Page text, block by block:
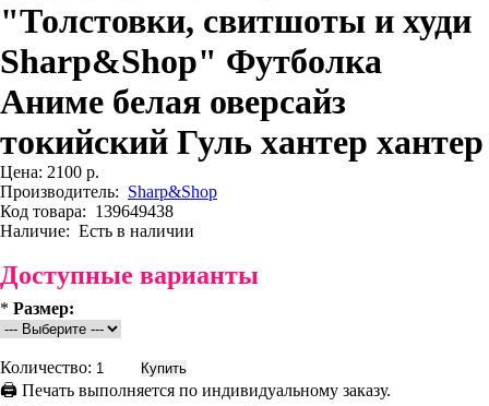
"Толстовки, свитшоты и худи
Sharp&Shop" Футболка
Аниме белая оверсайз
токийский Гуль хантер хантер
Цена: 2100 р.
Производитель: Sharp&Shop
Код товара: 139649438
Наличие: Есть в наличии
Доступные варианты
* Размер:
Количество:
🖨 Печать выполняется по индивидуальному заказу.